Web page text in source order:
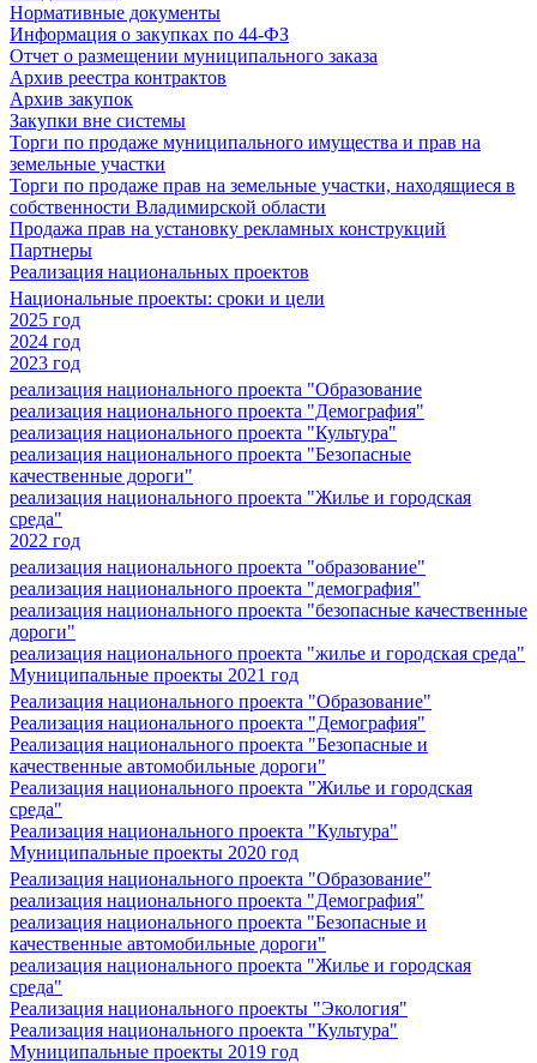
Нормативные документы
Информация о закупках по 44-ФЗ
Отчет о размещении муниципального заказа
Архив реестра контрактов
Архив закупок
Закупки вне системы
Торги по продаже муниципального имущества и прав на
земельные участки
Торги по продаже прав на земельные участки, находящиеся в
собственности Владимирской области
Продажа прав на установку рекламных конструкций
Партнеры
Реализация национальных проектов
Национальные проекты: сроки и цели
2025 год
2024 год
2023 год
реализация национального проекта "Образование
реализация национального проекта "Демография"
реализация национального проекта "Культура"
реализация национального проекта "Безопасные
качественные дороги"
реализация национального проекта "Жилье и городская
среда"
2022 год
реализация национального проекта "образование"
реализация национального проекта "демография"
реализация национального проекта "безопасные качественные
дороги"
реализация национального проекта "жилье и городская среда"
Муниципальные проекты 2021 год
Реализация национального проекта "Образование"
Реализация национального проекта "Демография"
Реализация национального проекта "Безопасные и
качественные автомобильные дороги"
Реализация национального проекта "Жилье и городская
среда"
Реализация национального проекта "Культура"
Муниципальные проекты 2020 год
Реализация национального проекта "Образование"
реализация национального проекта "Демография"
реализация национального проекта "Безопасные и
качественные автомобильные дороги"
реализация национального проекта "Жилье и городская
среда"
Реализация национального проекты "Экология"
Реализация национального проекта "Культура"
Муниципальные проекты 2019 год